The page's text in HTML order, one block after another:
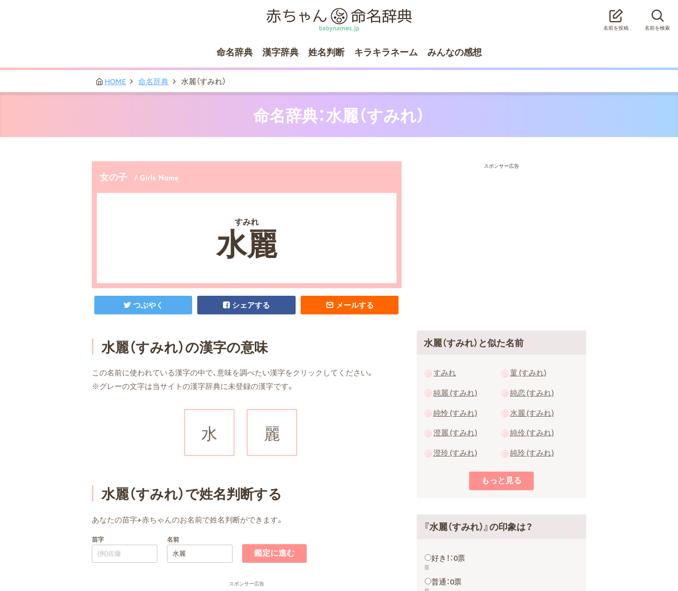
名前を投稿 名前を検索
命名辞典 漢字辞典 姓名判断 キラキラネーム みんなの感想
HOME 命名辞典 水麗（すみれ）
命名辞典：水麗（すみれ）
女の子 / Girls Name
すみれ
水麗
つぶやく シェアする メールする
水麗（すみれ）の漢字の意味
この名前に使われている漢字の中で、意味を調べたい漢字をクリックしてください。
※グレーの文字は当サイトの漢字辞典に未登録の漢字です。
水 麗
水麗（すみれ）で姓名判断する
あなたの苗字+赤ちゃんのお名前で姓名判断ができます。
苗字 名前
スポンサー広告
スポンサー広告
水麗（すみれ）と似た名前
すみれ
菫 (すみれ)
純麗 (すみれ)
純恋 (すみれ)
純怜 (すみれ)
水麗 (すみれ)
澄麗 (すみれ)
純伶 (すみれ)
澄玲 (すみれ)
純玲 (すみれ)
『水麗（すみれ）』の印象は？
好き！：0票
普通：0票